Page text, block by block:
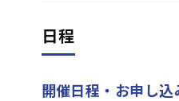
日程
開催日程・お申し込